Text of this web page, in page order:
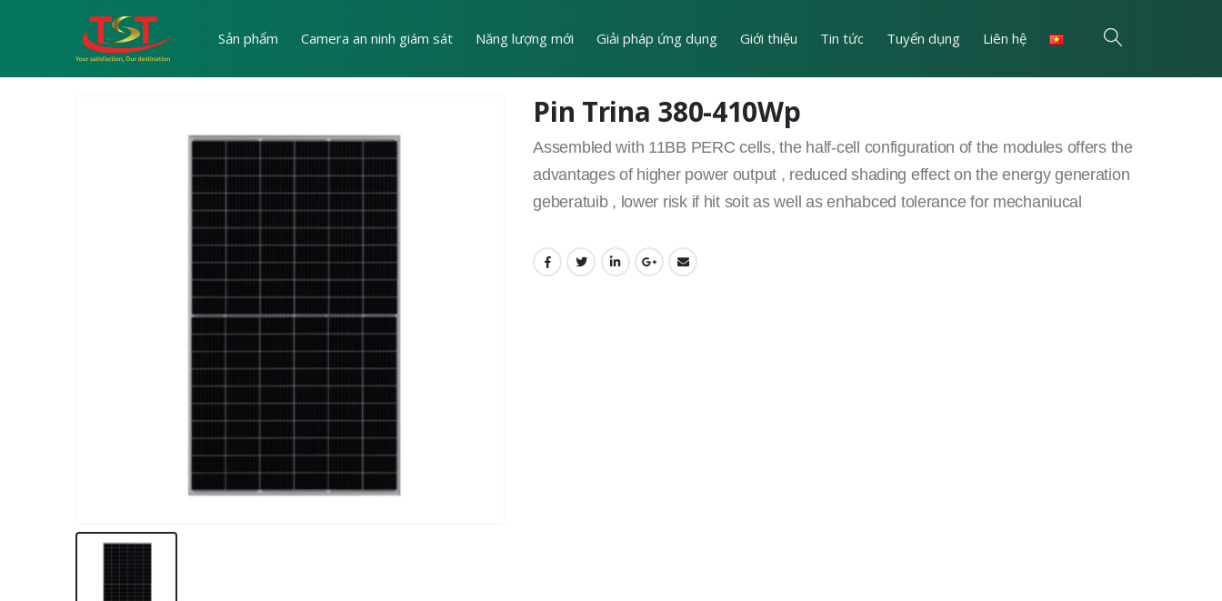
Sản phẩm Camera an ninh giám sát Năng lượng mới Giải pháp ứng dụng Giới thiệu Tin tức Tuyển dụng Liên hệ
Pin Trina 380-410Wp
Assembled with 11BB PERC cells, the half-cell configuration of the modules offers the
advantages of higher power output , reduced shading effect on the energy generation
geberatuib , lower risk if hit soit as well as enhabced tolerance for mechaniucal